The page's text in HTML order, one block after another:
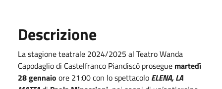
Descrizione
La stagione teatrale 2024/2025 al Teatro Wanda
Capodaglio di Castelfranco Piandiscò prosegue martedì
28 gennaio ore 21:00 con lo spettacolo ELENA, LA